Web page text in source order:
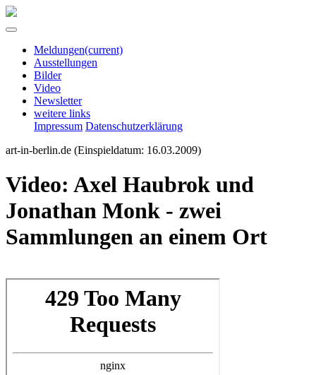
Meldungen(current)
Ausstellungen
Bilder
Video
Newsletter
weitere links
Impressum Datenschutzerklärung
art-in-berlin.de (Einspieldatum: 16.03.2009)
Video: Axel Haubrok und
Jonathan Monk - zwei
Sammlungen an einem Ort